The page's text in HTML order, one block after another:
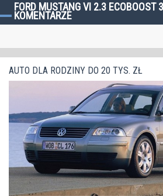
FORD MUSTANG VI 2.3 ECOBOOST
KOMENTARZE
AUTO DLA RODZINY DO 20 TYS. ZŁ